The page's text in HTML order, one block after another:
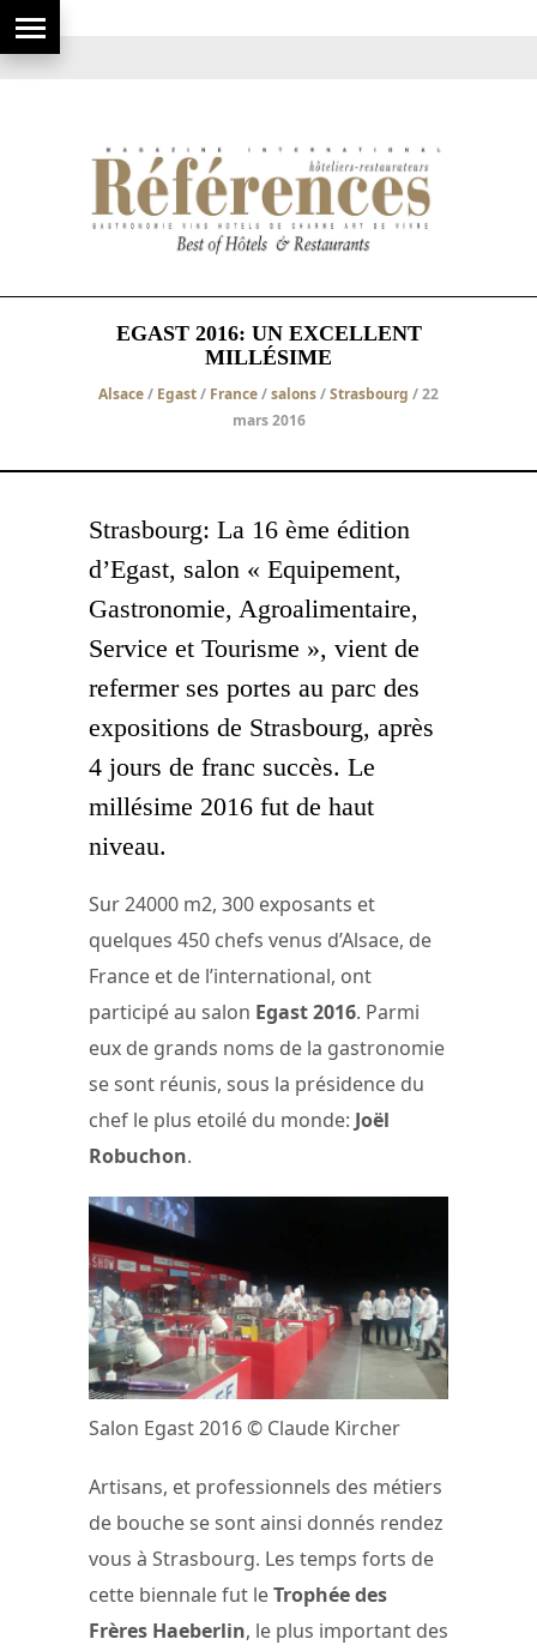
EGAST 2016: UN EXCELLENT
MILLÉSIME
Alsace/ Egast/ France/salons/Strasbourg / 22
mars 2016
Strasbourg: La 16 ème édition
d’Egast, salon « Equipement,
Gastronomie, Agroalimentaire,
Service et Tourisme », vient de
refermer ses portes au parc des
expositions de Strasbourg, après
4 jours de franc succès. Le
millésime 2016 fut de haut
niveau.
Sur 24000 m2, 300 exposants et
quelques 450 chefs venus d’Alsace, de
France et de l’international, ont
participé au salon Egast 2016. Parmi
eux de grands noms de la gastronomie
se sont réunis, sous la présidence du
chef le plus etoilé du monde: Joël
Robuchon.
Salon Egast 2016 © Claude Kircher
Artisans, et professionnels des métiers
de bouche se sont ainsi donnés rendez
vous à Strasbourg. Les temps forts de
cette biennale fut leTrophée des
Frères Haeberlin, le plus important des